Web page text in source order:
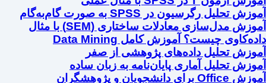
آموزش تحلیل رگرسیون در SPSS به صورت گام‌به‌گام
آموزش مدل‌سازی معادلات ساختاری (SEM) با مثال
داده‌کاوی چیست؟ آموزش کامل Data Mining
آموزش تحلیل داده‌های پژوهشی از صفر
آموزش تحلیل آماری پایان‌نامه به زبان ساده
آموزش Office برای دانشجویان و پژوهشگران